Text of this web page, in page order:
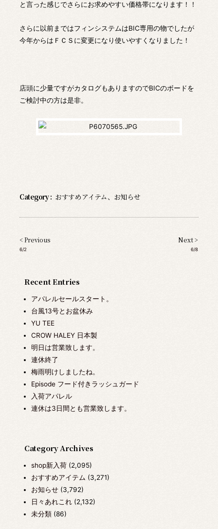
Recent Entries
アパレルセールスタート。
台風13号とお盆休み
YU TEE
CROW HALEY 日本製
明日は営業致します。
連休終了
梅雨明けしましたね。
Episode フード付きラッシュガード
入荷アパレル
連休は3日間とも営業致します。
Category Archives
shop新入荷(2,095)
おすすめアイテム (3,271)
お知らせ(3,792)
日々あれこれ(2,132)
未分類(86)
と言った感じでさらにお求めやすい価格帯になります！！
さらに以前まではフィンシステムはBIC専用の物でしたが
今年からはＦＣＳに変更になり使いやすくなりました！
店頭に少量ですがカタログもありますのでBICのボードを
ご検討中の方は是非。
Category : おすすめアイテム、 お知らせ
< Previous
6/2
Next >
6/8